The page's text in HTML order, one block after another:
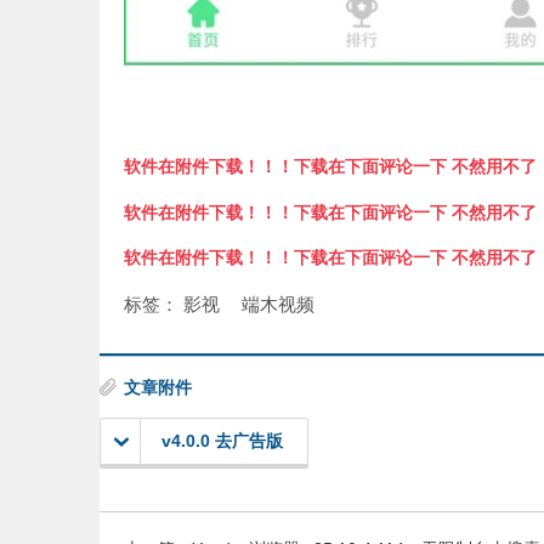
软件在附件下载！！！下载在下面评论一下 不然用不了
软件在附件下载！！！下载在下面评论一下 不然用不了
软件在附件下载！！！下载在下面评论一下 不然用不了
标签： 影视 端木视频
文章附件
v4.0.0 去广告版